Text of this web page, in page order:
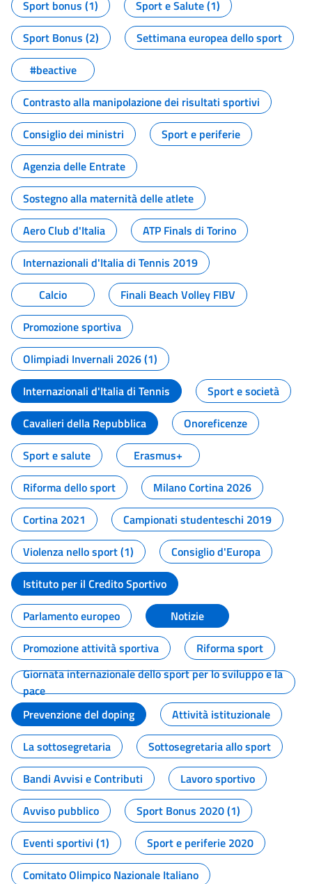
Sport bonus (1)
Sport e Salute (1)
Sport Bonus (2)
Settimana europea dello sport
#beactive
Contrasto alla manipolazione dei risultati sportivi
Consiglio dei ministri
Sport e periferie
Agenzia delle Entrate
Sostegno alla maternità delle atlete
Aero Club d'Italia
ATP Finals di Torino
Internazionali d'Italia di Tennis 2019
Calcio
Finali Beach Volley FIBV
Promozione sportiva
Olimpiadi Invernali 2026 (1)
Internazionali d'Italia di Tennis
Sport e società
Cavalieri della Repubblica
Onoreficenze
Sport e salute
Erasmus+
Riforma dello sport
Milano Cortina 2026
Cortina 2021
Campionati studenteschi 2019
Violenza nello sport (1)
Consiglio d'Europa
Istituto per il Credito Sportivo
Parlamento europeo
Notizie
Promozione attività sportiva
Riforma sport
Giornata internazionale dello sport per lo sviluppo e la
pace
Prevenzione del doping
Attività istituzionale
La sottosegretaria
Sottosegretaria allo sport
Bandi Avvisi e Contributi
Lavoro sportivo
Avviso pubblico
Sport Bonus 2020 (1)
Eventi sportivi (1)
Sport e periferie 2020
Comitato Olimpico Nazionale Italiano